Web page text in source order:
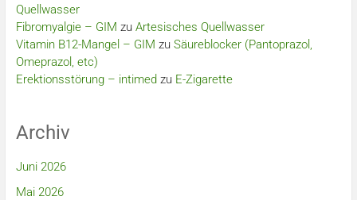
Quellwasser
Fibromyalgie – GIM zu Artesisches Quellwasser
Vitamin B12-Mangel – GIM zu Säureblocker (Pantoprazol,
Omeprazol, etc)
Erektionsstörung – intimed zu E-Zigarette
Archiv
Juni 2026
Mai 2026